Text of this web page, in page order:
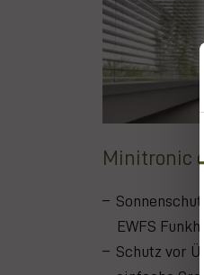
Minitronic
EWFS
Schutz vor